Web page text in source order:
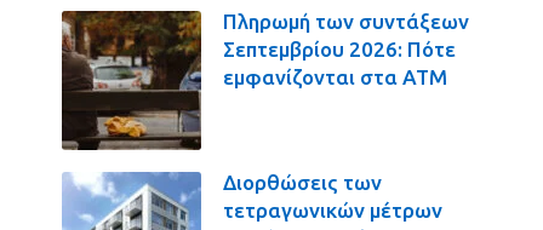
Πληρωμή των συντάξεων
Σεπτεμβρίου 2026: Πότε
εμφανίζονται στα ΑΤΜ
Διορθώσεις των
τετραγωνικών μέτρων